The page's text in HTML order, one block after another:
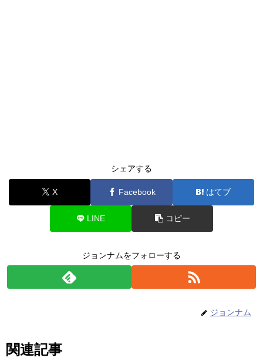
シェアする
X Facebook はてブ
LINE コピー
ジョンナムをフォローする
ジョンナム
関連記事